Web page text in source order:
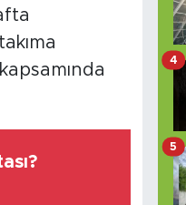
4
5